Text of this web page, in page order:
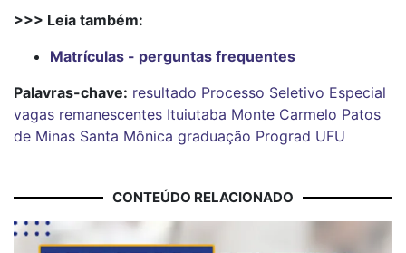
>>> Leia também:
Matrículas - perguntas frequentes
Palavras-chave: resultado Processo Seletivo Especial
vagas remanescentes Ituiutaba Monte Carmelo Patos
de Minas Santa Mônica graduação Prograd UFU
CONTEÚDO RELACIONADO